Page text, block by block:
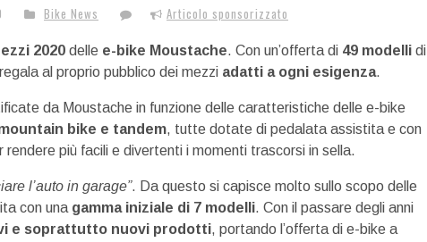
Bike News Articolo sponsorizzato
2020 delle e-bike Moustache. Con un’offerta di 49 modelli di
al proprio pubblico dei mezzi adatti a ogni esigenza.
da Moustache in funzione delle caratteristiche delle e-bike
bike e tandem, tutte dotate di pedalata assistita e con
rendere più facili e divertenti i momenti trascorsi in sella.
l’auto in garage”. Da questo si capisce molto sullo scopo delle
con una gamma iniziale di 7 modelli. Con il passare degli anni
e soprattutto nuovi prodotti, portando l’offerta di e-bike a